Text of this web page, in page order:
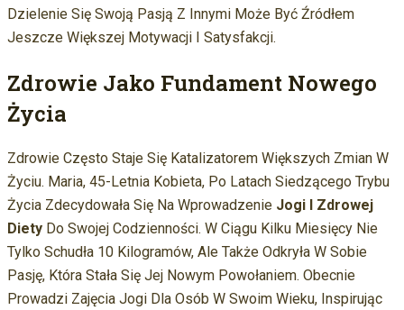
Dzielenie Się Swoją Pasją Z Innymi Może Być Źródłem
Jeszcze Większej Motywacji I Satysfakcji.
Zdrowie Jako Fundament Nowego
Życia
Zdrowie Często Staje Się Katalizatorem Większych Zmian W
Życiu. Maria, 45-Letnia Kobieta, Po Latach Siedzącego Trybu
Życia Zdecydowała Się Na Wprowadzenie Jogi I Zdrowej
Diety Do Swojej Codzienności. W Ciągu Kilku Miesięcy Nie
Tylko Schudła 10 Kilogramów, Ale Także Odkryła W Sobie
Pasję, Która Stała Się Jej Nowym Powołaniem. Obecnie
Prowadzi Zajęcia Jogi Dla Osób W Swoim Wieku, Inspirując